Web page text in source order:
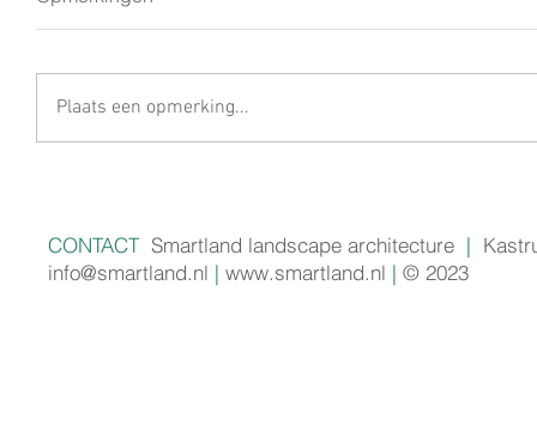
Plaats een opmerking...
CONTACTSmartland landscape architecture |
info@smartland.nl | www.smartland.nl | © 2023